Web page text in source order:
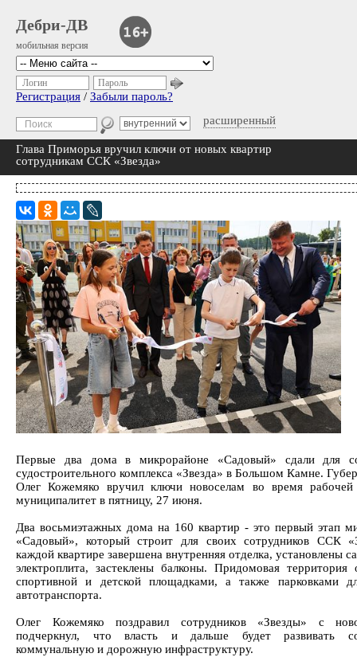
Дебри-ДВ
мобильная версия
расширенный
Логин Пароль
Регистрация / Забыли пароль?
Глава Приморья вручил ключи от новых квартир
сотрудникам ССК «Звезда»
Первые два дома в микрорайоне «Садовый» сдали для
судостроительного комплекса «Звезда» в Большом Камне.
Олег Кожемяко вручил ключи новоселам во время рабочей
муниципалитет в пятницу, 27 июня.
Два восьмиэтажных дома на 160 квартир - это первый этап
«Садовый», который строит для своих сотрудников ССК
каждой квартире завершена внутренняя отделка, установлены
электроплита, застеклены балконы. Придомовая территория
спортивной и детской площадками, а также парковками
автотранспорта.
Олег Кожемяко поздравил сотрудников «Звезды» с
подчеркнул, что власть и дальше будет развивать
коммунальную и дорожную инфраструктуру.